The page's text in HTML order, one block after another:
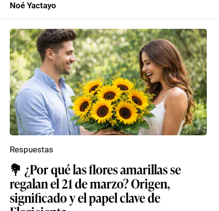
Noé Yactayo
💐 ¿Por qué las flores amarillas se
regalan el 21 de marzo? Origen,
significado y el papel clave de
Respuestas